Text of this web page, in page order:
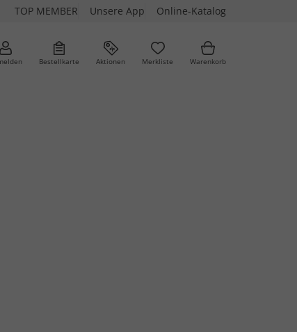
TOP MEMBER Unsere App Online-Katalog
Bestellkarte Aktionen Merkliste Warenkorb